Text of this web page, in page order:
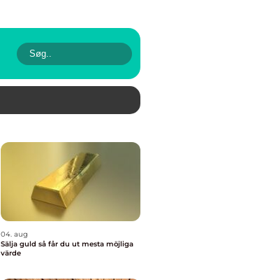
04. aug
Sälja guld så får du ut mesta möjliga
värde